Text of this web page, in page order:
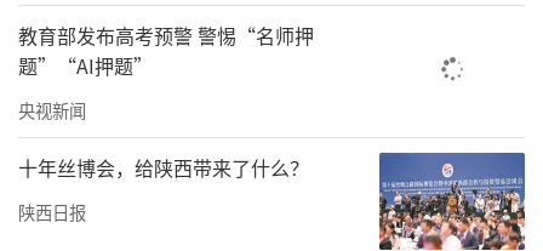
教育部发布高考预警 警惕“名师押
题”“AI押题”
央视新闻
十年丝博会，给陕西带来了什么？
陕西日报